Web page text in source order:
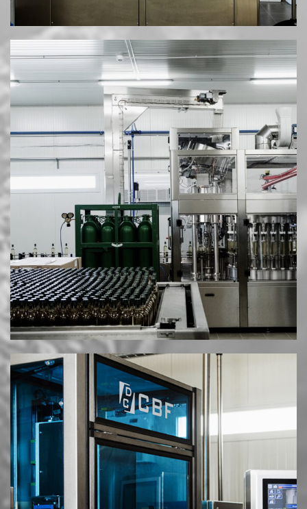
Διεύθ.: Νέα Μεσημβρία Θεσσαλονίκης
Email: info@mesimvriawines.gr
Τηλ.: +30 2310.713981
HOSTED AND PROTECTED BY FREESPIRITS
|
ΠΟΛΙΤΙΚΉ ΑΠΟΡΡΉΤΟΥ & COOKIES
© 2025 MESIMVRIA WINES. ALL RIGHTS RESERVED